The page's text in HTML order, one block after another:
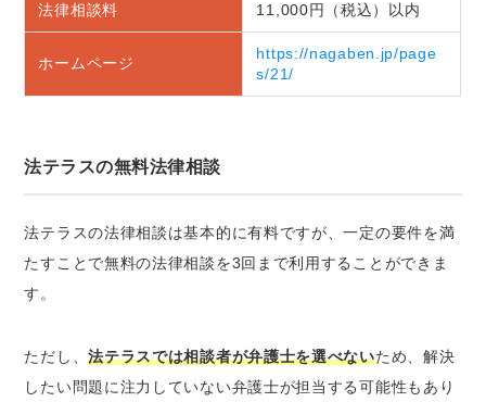
法律相談料 11,000円（税込）以内
ホームページ
https://nagaben.jp/page
s/21/
法テラスの無料法律相談
法テラスの法律相談は基本的に有料ですが、一定の要件を満
たすことで無料の法律相談を3回まで利用することができま
す。
ただし、法テラスでは相談者が弁護士を選べないため、解決
したい問題に注力していない弁護士が担当する可能性もあり